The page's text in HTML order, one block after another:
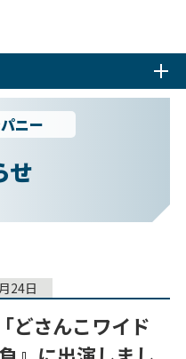
ニー
せ
24日
どさんこワイド